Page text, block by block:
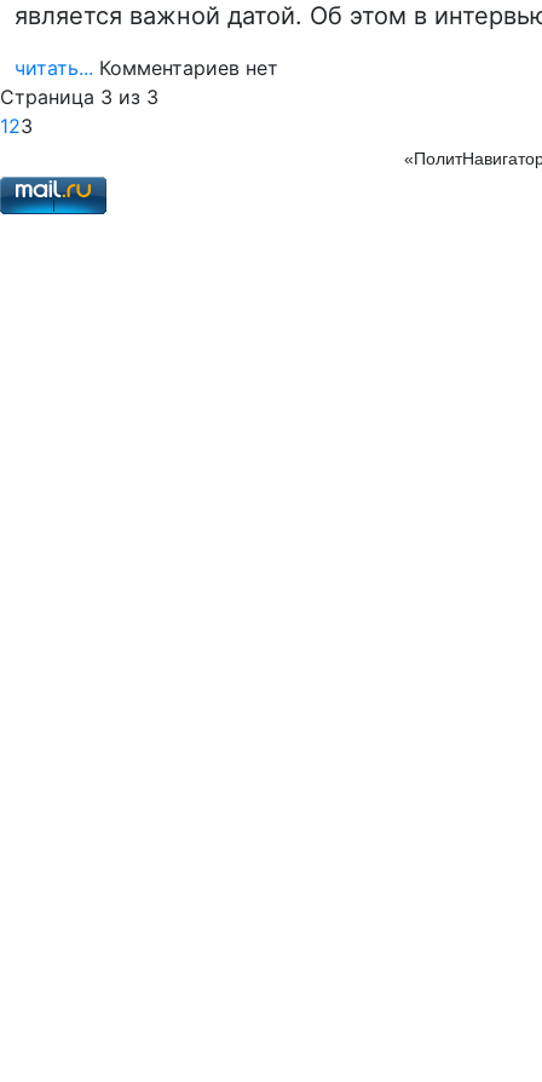
является важной датой. Об этом в
читать... Комментариев нет
Страница 3 из 3
123